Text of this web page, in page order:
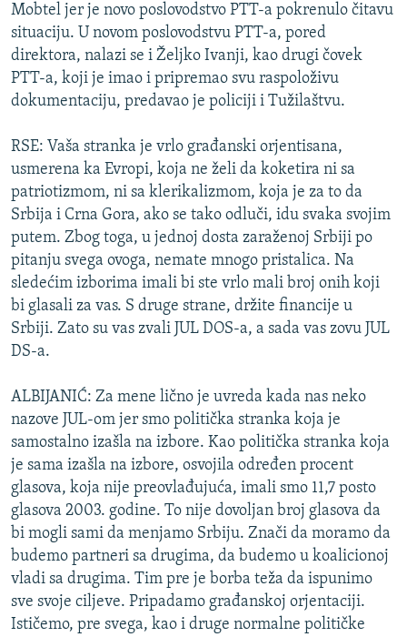
Mobtel jer je novo poslovodstvo PTT-a pokrenulo čitavu
situaciju. U novom poslovodstvu PTT-a, pored
direktora, nalazi se i Željko Ivanji, kao drugi čovek
PTT-a, koji je imao i pripremao svu raspoloživu
dokumentaciju, predavao je policiji i Tužilaštvu.
RSE: Vaša stranka je vrlo građanski orjentisana,
usmerena ka Evropi, koja ne želi da koketira ni sa
patriotizmom, ni sa klerikalizmom, koja je za to da
Srbija i Crna Gora, ako se tako odluči, idu svaka svojim
putem. Zbog toga, u jednoj dosta zaraženoj Srbiji po
pitanju svega ovoga, nemate mnogo pristalica. Na
sledećim izborima imali bi ste vrlo mali broj onih koji
bi glasali za vas. S druge strane, držite financije u
Srbiji. Zato su vas zvali JUL DOS-a, a sada vas zovu JUL
DS-a.
ALBIJANIĆ: Za mene lično je uvreda kada nas neko
nazove JUL-om jer smo politička stranka koja je
samostalno izašla na izbore. Kao politička stranka koja
je sama izašla na izbore, osvojila određen procent
glasova, koja nije preovlađujuća, imali smo 11,7 posto
glasova 2003. godine. To nije dovoljan broj glasova da
bi mogli sami da menjamo Srbiju. Znači da moramo da
budemo partneri sa drugima, da budemo u koalicionoj
vladi sa drugima. Tim pre je borba teža da ispunimo
sve svoje ciljeve. Pripadamo građanskoj orjentaciji.
Ističemo, pre svega, kao i druge normalne političke